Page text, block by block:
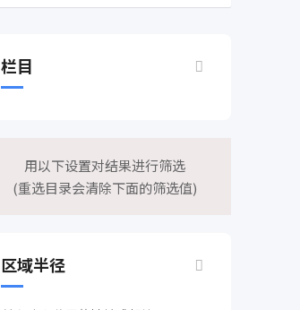
栏目
用以下设置对结果进行筛选
(重选目录会清除下面的筛选值)
区域半径